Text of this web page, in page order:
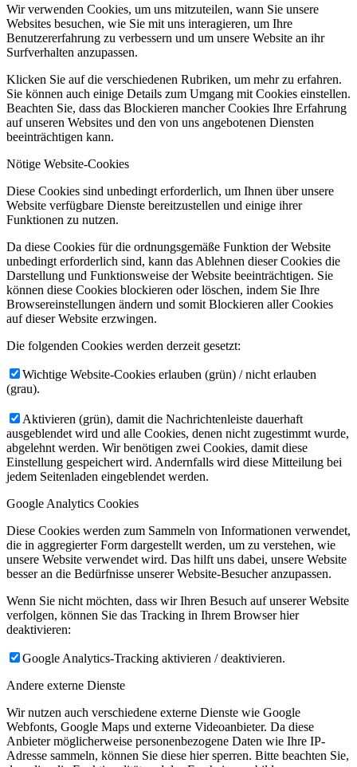
Wir verwenden Cookies, um uns mitzuteilen, wann Sie unsere
Websites besuchen, wie Sie mit uns interagieren, um Ihre
Benutzererfahrung zu verbessern und um unsere Website an ihr
Surfverhalten anzupassen.
Klicken Sie auf die verschiedenen Rubriken, um mehr zu erfahren.
Sie können auch einige Details zum Umgang mit Cookies einstellen.
Beachten Sie, dass das Blockieren mancher Cookies Ihre Erfahrung
auf unseren Websites und den von uns angebotenen Diensten
beeinträchtigen kann.
Nötige Website-Cookies
Diese Cookies sind unbedingt erforderlich, um Ihnen über unsere
Website verfügbare Dienste bereitzustellen und einige ihrer
Funktionen zu nutzen.
Da diese Cookies für die ordnungsgemäße Funktion der Website
unbedingt erforderlich sind, kann das Ablehnen dieser Cookies die
Darstellung und Funktionsweise der Website beeinträchtigen. Sie
können diese Cookies blockieren oder löschen, indem Sie Ihre
Browsereinstellungen ändern und somit Blockieren aller Cookies
auf dieser Website erzwingen.
Die folgenden Cookies werden derzeit gesetzt:
Wichtige Website-Cookies erlauben (grün) / nicht erlauben
(grau).
Aktivieren (grün), damit die Nachrichtenleiste dauerhaft
ausgeblendet wird und alle Cookies, denen nicht zugestimmt wurde,
abgelehnt werden. Wir benötigen zwei Cookies, damit diese
Einstellung gespeichert wird. Andernfalls wird diese Mitteilung bei
jedem Seitenladen eingeblendet werden.
Google Analytics Cookies
Diese Cookies werden zum Sammeln von Informationen verwendet,
die in aggregierter Form dargestellt werden, um zu verstehen, wie
unsere Website verwendet wird. Das hilft uns dabei, unsere Website
besser an die Bedürfnisse unserer Website-Besucher anzupassen.
Wenn Sie nicht möchten, dass wir Ihren Besuch auf unserer Website
verfolgen, können Sie das Tracking in Ihrem Browser hier
deaktivieren:
Google Analytics-Tracking aktivieren / deaktivieren.
Andere externe Dienste
Wir nutzen auch verschiedene externe Dienste wie Google
Webfonts, Google Maps und externe Videoanbieter. Da diese
Anbieter möglicherweise personenbezogene Daten wie Ihre IP-
Adresse sammeln, können Sie diese hier sperren. Bitte beachten Sie,